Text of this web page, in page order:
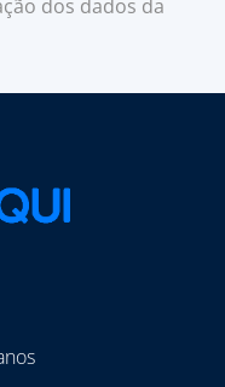
dos dados da